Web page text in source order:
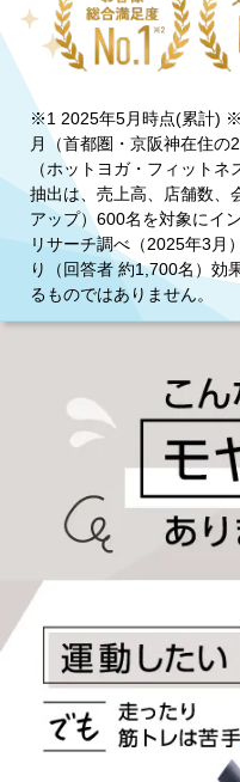
※1 2025年5月時点(累計)
月（首都圏・京阪神在住
（ホットヨガ・フィット
抽出は、売上高、店舗数、
アップ）600名を対象にイ
リサーチ調べ（2025年3月
り（回答者 約1,700名）効
るものではありません。